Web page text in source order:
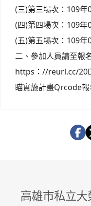
(三)第三場次：109年
(四)第四場次：109年
(五)第五場次：109年
二、參加人員請至報
https：//reurl.cc/
瞄實施計畫Qrcode報
高雄市私立